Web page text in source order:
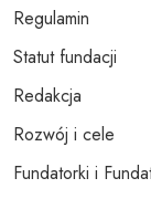
Regulamin
Statut fundacji
Redakcja
Rozwój i cele
Fundatorki i